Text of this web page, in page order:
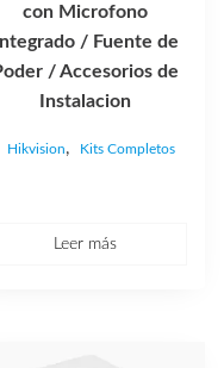
con Microfono
Integrado / Fuente de
/ Accesorios de
Instalacion
Hikvision, Kits Completos
Leer más